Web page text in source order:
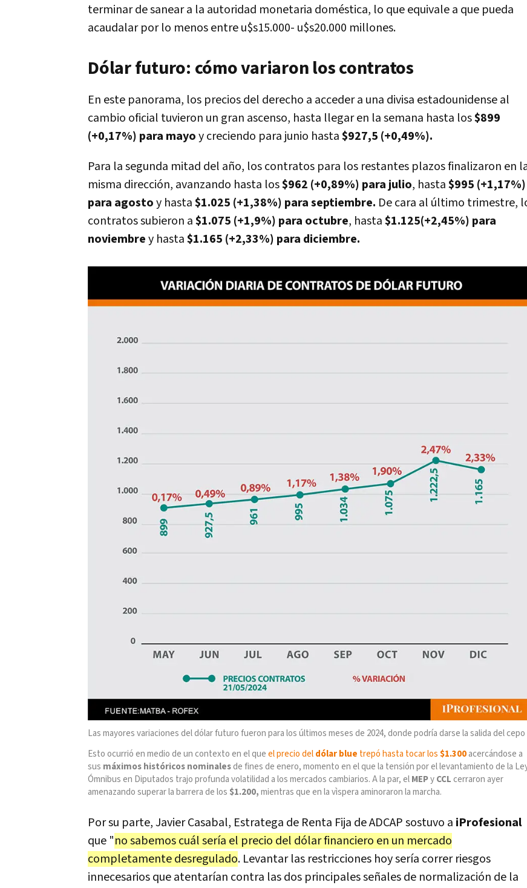
terminar de sanear a la autoridad monetaria doméstica, lo que equivale a que pueda
acaudalar por lo menos entre u$s15.000- u$s20.000 millones.
Dólar futuro: cómo variaron los contratos
En este panorama, los precios del derecho a acceder a una divisa estadounidense al
cambio oficial tuvieron un gran ascenso, hasta llegar en la semana hasta los$899
(+0,17%) para mayoy creciendo para junio hasta$927,5 (+0,49%).
Para la segunda mitad del año, los contratos para los restantes plazos finalizaron en
misma dirección, avanzando hasta los$962 (+0,89%) para julio, hasta$995 (+1,17%)
para agostoy hasta$1.025 (+1,38%) para septiembre. De cara al último trimestre,
contratos subieron a$1.075 (+1,9%) para octubre, hasta$1.125(+2,45%) para
noviembrey hasta$1.165 (+2,33%) para diciembre.
Las mayores variaciones del dólar futuro fueron para los últimos meses de 2024, donde podría darse la salida del cepo
Esto ocurrió en medio de un contexto en el que el precio del dólar blue trepó hasta tocar los $1.300 acercándose a
sus máximos históricos nominalesde fines de enero, momento en el que la tensión por el levantamiento de la
Ómnibus en Diputados trajo profunda volatilidad a los mercados cambiarios. A la par, el MEPy CCL cerraron ayer
amenazando superar la barrera de los $1.200, mientras que en la vìspera aminoraron la marcha.
Por su parte, Javier Casabal, Estratega de Renta Fija de ADCAP sostuvo a iProfesional
que "no sabemos cuál sería el precio del dólar financiero en un mercado
completamente desregulado. Levantar las restricciones hoy sería correr riesgos
innecesarios que atentarían contra las dos principales señales de normalización de la